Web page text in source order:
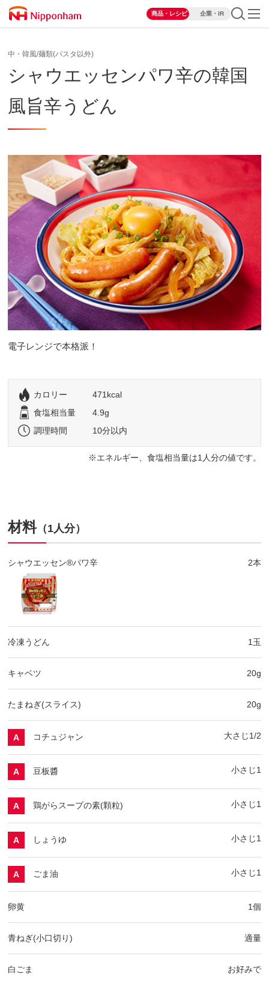
商品・レシピ 企業・IR
中・韓風/麺類(パスタ以外)
シャウエッセンパワ辛の韓国
風旨辛うどん
電子レンジで本格派！
カロリー
471kcal
食塩相当量
4.9g
調理時間
10分以内
エネルギー、食塩相当量は1人分の値です。
材料（1人分）
シャウエッセン®パワ辛 2本
冷凍うどん 1玉
キャベツ 20g
たまねぎ(スライス) 20g
A コチュジャン 大さじ1/2​
A 豆板醬 小さじ1
A 鶏がらスープの素(顆粒) 小さじ1
A しょうゆ 小さじ1
A ごま油 小さじ1
卵黄 1個
青ねぎ(小口切り) 適量
白ごま お好みで